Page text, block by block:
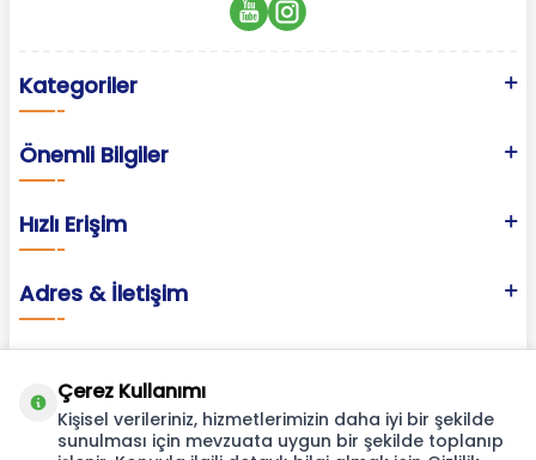
Kategoriler
Önemli Bilgiler
Hızlı Erişim
Adres & İletişim
Çerez Kullanımı
Kişisel verileriniz, hizmetlerimizin daha iyi bir şekilde
sunulması için mevzuata uygun bir şekilde toplanıp